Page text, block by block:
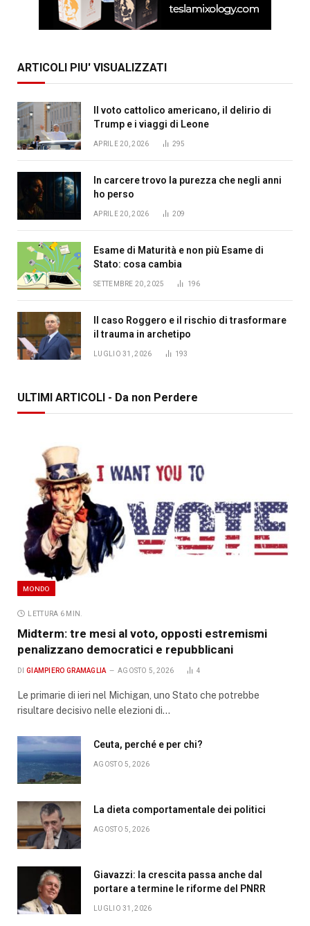
ARTICOLI PIU' VISUALIZZATI
Il voto cattolico americano, il delirio di
Trump e i viaggi di Leone
APRILE 20, 2026 295
In carcere trovo la purezza che negli anni
ho perso
APRILE 20, 2026 209
Esame di Maturità e non più Esame di
Stato: cosa cambia
SETTEMBRE 20, 2025 196
Il caso Roggero e il rischio di trasformare
il trauma in archetipo
LUGLIO 31, 2026 193
ULTIMI ARTICOLI - Da non Perdere
MONDO
LETTURA 6 MIN.
Midterm: tre mesi al voto, opposti estremismi
penalizzano democratici e repubblicani
DI GIAMPIERO GRAMAGLIA AGOSTO 5, 2026 4
Le primarie di ieri nel Michigan, uno Stato che potrebbe
risultare decisivo nelle elezioni di…
Ceuta, perché e per chi?
AGOSTO 5, 2026
La dieta comportamentale dei politici
AGOSTO 5, 2026
Giavazzi: la crescita passa anche dal
portare a termine le riforme del PNRR
LUGLIO 31, 2026